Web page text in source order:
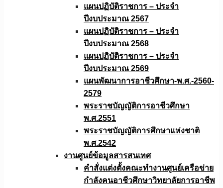
แผนปฏิบัติราชการ – ประจำ
ปีงบประมาณ 2567
แผนปฏิบัติราชการ – ประจำ
ปีงบประมาณ 2568
แผนปฏิบัติราชการ – ประจำ
ปีงบประมาณ 2569
แผนพัฒนาการอาชีวศึกษา-พ.ศ.-2560-
2579
พระราชบัญญัติการอาชีวศึกษา
พ.ศ.2551
พระราชบัญญัติการศึกษาแห่งชาติ
พ.ศ.2542
งานศูนย์ข้อมูลสารสนเทศ
คำสั่งแต่งตั้งคณะทำงานศูนย์เครือข่าย
กำลังคนอาชีวศึกษาวิทยาลัยการอาชีพ